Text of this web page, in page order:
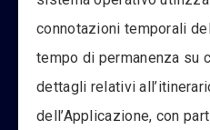
connotazioni temporali
tempo di permanenza su
dettagli relativi
dell’Applicazione, con